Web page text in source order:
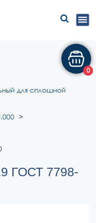
для сплошной
ГОСТ 7798-
0